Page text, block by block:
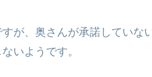
が、奥さんが承諾していな
いようです。